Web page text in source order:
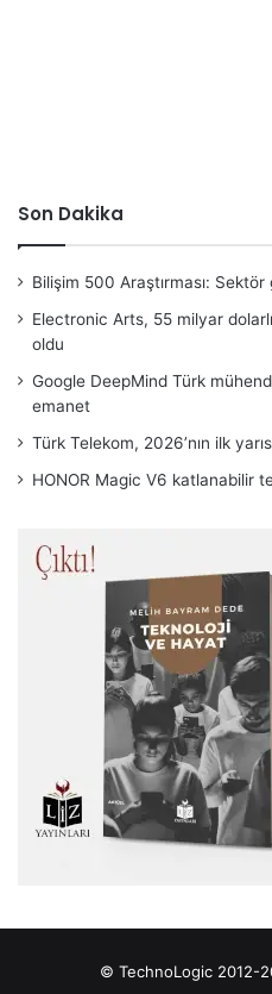
Son Dakika
Bilişim 500 Araştırması:
Electronic Arts, 55 milyar
oldu
Google DeepMind Türk
emanet
Türk Telekom, 2026’nın ilk
HONOR Magic V6 katlanabilir
© TechnoLogic 2012-